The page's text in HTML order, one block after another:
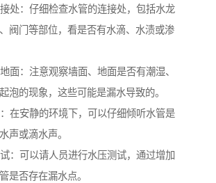
处：仔细检查水管的连接处，包括水龙
阀门等部位，看是否有水滴、水渍或渗
面：注意观察墙面、地面是否有潮湿、
泡的现象，这些可能是漏水导致的。
在安静的环境下，可以仔细倾听水管是
声或滴水声。
：可以请人员进行水压测试，通过增加
是否存在漏水点。